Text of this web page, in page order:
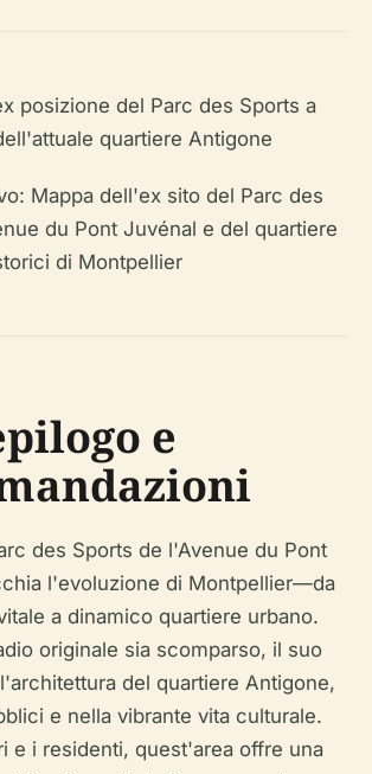
Mappa dell'ex sito del Parc des
du Pont Juvénal e del quartiere
di Montpellier
e
des Sports de l'Avenue du Pont
l'evoluzione di Montpellier—da
a dinamico quartiere urbano.
originale sia scomparso, il suo
del quartiere Antigone,
e nella vibrante vita culturale.
e i residenti, quest'area offre una